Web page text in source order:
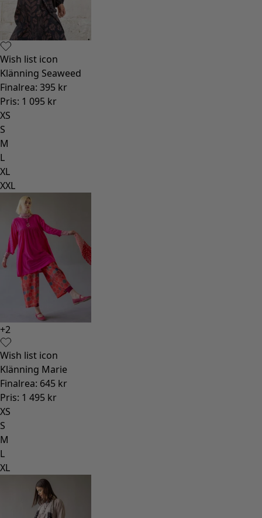
Wish list icon
Klänning Seaweed
Finalrea: 395 kr
Pris: 1 095 kr
XS
S
M
L
XL
XXL
+2
Wish list icon
Klänning Marie
Finalrea: 645 kr
Pris: 1 495 kr
XS
S
M
L
XL